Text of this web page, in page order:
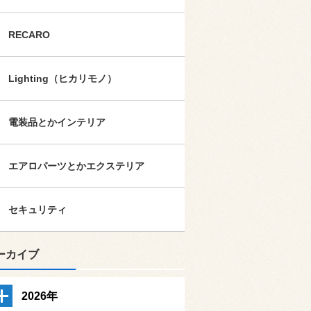
RECARO
Lighting（ヒカリモノ）
電装品とかインテリア
エアロパーツとかエクステリア
セキュリティ
カイブ
2026年